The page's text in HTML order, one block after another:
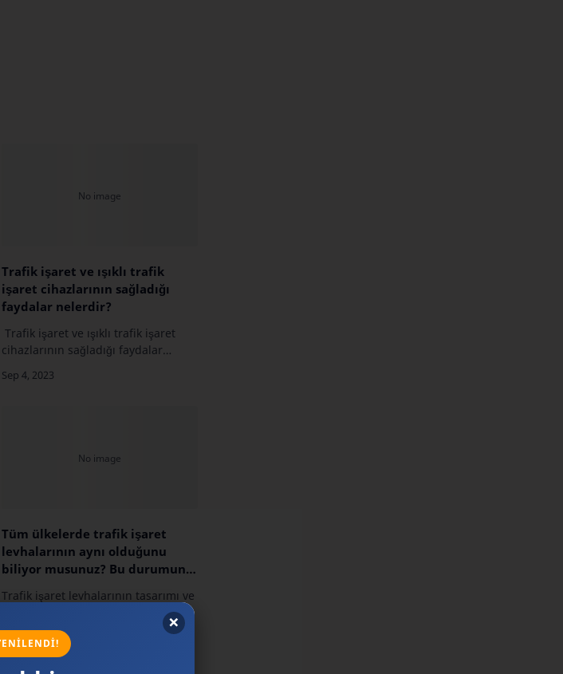
Trafik işaret ve ışıklı trafik
işaret cihazlarının sağladığı
faydalar nelerdir?
Trafik işaret ve ışıklı trafik işaret
cihazlarının sağladığı faydalar
trafik işaret cihazlarının sağladığı
Tüm ülkelerde trafik işaret
levhalarının aynı olduğunu
biliyor musunuz? Bu durumun
neler olabilir?
Trafik işaret levhalarının tasarımı ve
anlamları genellikle uluslararası
standartlara uygun olarak
benzerdir, ancak her ülkenin kendi
trafik işaretlerini ve levhalarını